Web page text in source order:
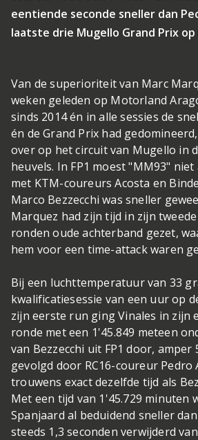
eentiende seconde sneller dan
laatste drie Mugello Grand Prix op
Van de superioriteit van Marc
weken geleden op Motorland
sinds 2014 én in alle sessies de
én de Grand Prix had
over op het circuit van Mugello in
heuvels. In FP1 moest "MM93"
met KTM-coureurs Acosta en
Marco Bezzecchi was sneller
Marquez had zijn tijd in zijn
ronden oude achterband gezet,
hem voor een time-attack waren
Bij een luchttemperatuur van 33
kwalificatiesessie van een uur op
zijn eerste run ging Vinales in zijn
ronde met een 1'45.849 meteen
van Bezzecchi uit FP1 door,
gevolgd door RC16-coureur Pedro
trouwens exact dezelfde tijd als
Met een tijd van 1'45.729 minuten
Spanjaard al beduidend sneller
steeds 1,3 seconden verwijderd